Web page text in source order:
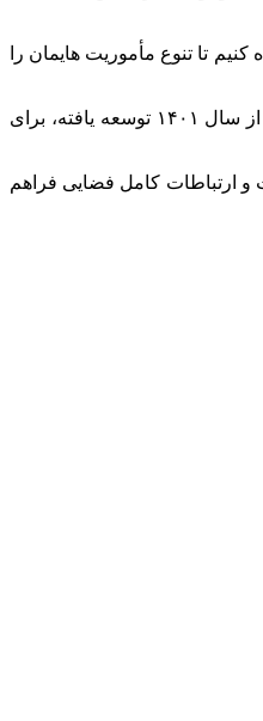
تا تنوع مأموریت هایمان را
به گزارش مهر، ماهواره کوثر که کار ساخت آن از سال ۱۳۹۸ آغاز شده بود با کاربرد سنجش از دور به ایفای نقش می‌پردازد و ماهواره هدهد که نتیجه فناوری‌های نوین کوثر از سال ۱۴۰۱ توسعه یافته، برای
که با این ابتکار، زمینه نظارت و ارتباطات کامل فضایی فراهم